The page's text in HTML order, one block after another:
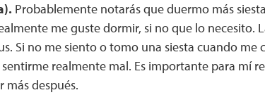
Probablemente notarás que duermo más
me guste dormir, si no que lo necesito.
Si no me siento o tomo una siesta cuando me
realmente mal. Es importante para mí
más después.